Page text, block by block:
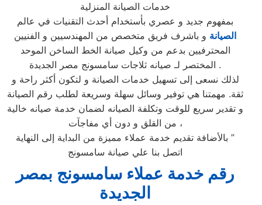
خدمات الصيانة المنزلية
بمفهوم جديد و عصري بأستخدام أحدث التقنيات في عالم
الصيانة و باشرف فريق متخصص من المهندسيين و الفنيين
المحترفيين بدعم من وكيل صيانة الخط الساخن الموحد
المختصر لـ صيانه ثلاجات سامسونج مصر الجديدة .
لذلك نسعى إلى تسهيل خدمات الصيانة و لتكون أكثر راحة و
ثقة. مهمتنا هي توفير وسائل سهلة وسريعة لطلب رقم الصيانة
و تقدير سريع للوقت وتكلفة الصيانه لضمان خدمة صيانه خالية
من القلق و دون أي مفاجآت ،
بالأضافة تقديم خدمة عملاء مميزة من البداية إلى النهاية ”
اتصل بنا علي صيانة سامسونج
رقم خدمة عملاء سامسونج بمصر
الجديدة